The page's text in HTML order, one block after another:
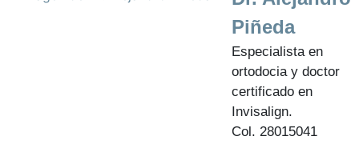
Piñeda
Especialista en
ortodocia y doctor
certificado en
Invisalign.
Col. 28015041